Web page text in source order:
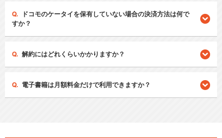
ドコモのケータイを保有していない場合の決済方法は何で
すか？
解約にはどれくらいかかりますか？
電子書籍は月額料金だけで利用できますか？